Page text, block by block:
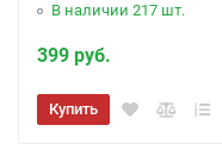
В наличии 217 шт.
399 руб.
Купить